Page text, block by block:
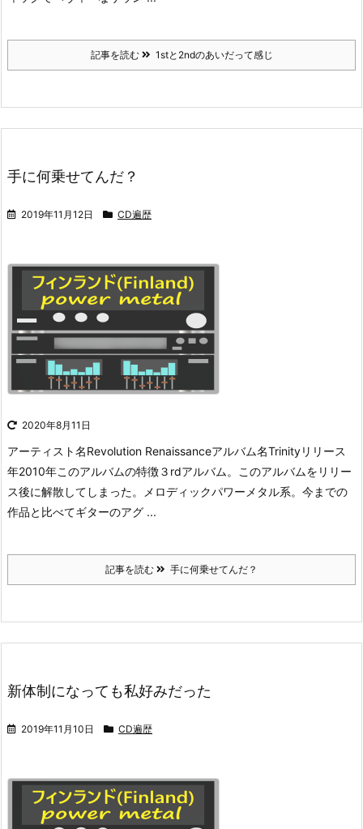
記事を読む 1stと2ndのあいだって感じ
手に何乗せてんだ？
2019年11月12日 CD遍歴
2020年8月11日
アーティスト名Revolution Renaissanceアルバム名Trinityリリース
年2010年このアルバムの特徴３rdアルバム。このアルバムをリリー
ス後に解散してしまった。メロディックパワーメタル系。今までの
作品と比べてギターのアグ ...
記事を読む 手に何乗せてんだ？
新体制になっても私好みだった
2019年11月10日 CD遍歴